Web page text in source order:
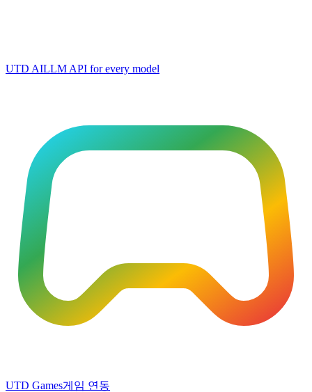
UTD AILLM API for every model
UTD Games게임 연동